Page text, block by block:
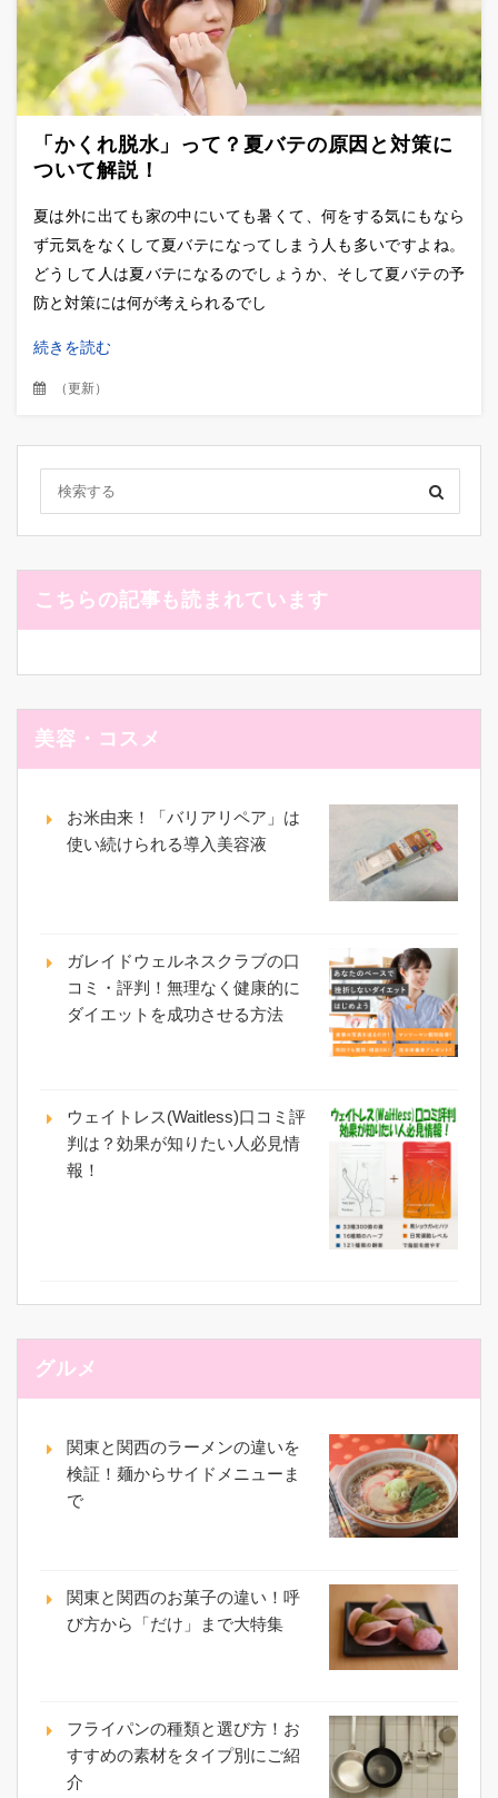
「かくれ脱水」って？夏バテの原因と対策に
ついて解説！
夏は外に出ても家の中にいても暑くて、何をする気にもなら
ず元気をなくして夏バテになってしまう人も多いですよね。
どうして人は夏バテになるのでしょうか、そして夏バテの予
防と対策には何が考えられるでし
続きを読む
（更新）
こちらの記事も読まれています
美容・コスメ
お米由来！「バリアリペア」は
使い続けられる導入美容液
ガレイドウェルネスクラブの口
コミ・評判！無理なく健康的に
ダイエットを成功させる方法
ウェイトレス(Waitless)口コミ評
判は？効果が知りたい人必見情
報！
グルメ
関東と関西のラーメンの違いを
検証！麺からサイドメニューま
で
関東と関西のお菓子の違い！呼
び方から「だけ」まで大特集
フライパンの種類と選び方！お
すすめの素材をタイプ別にご紹
介